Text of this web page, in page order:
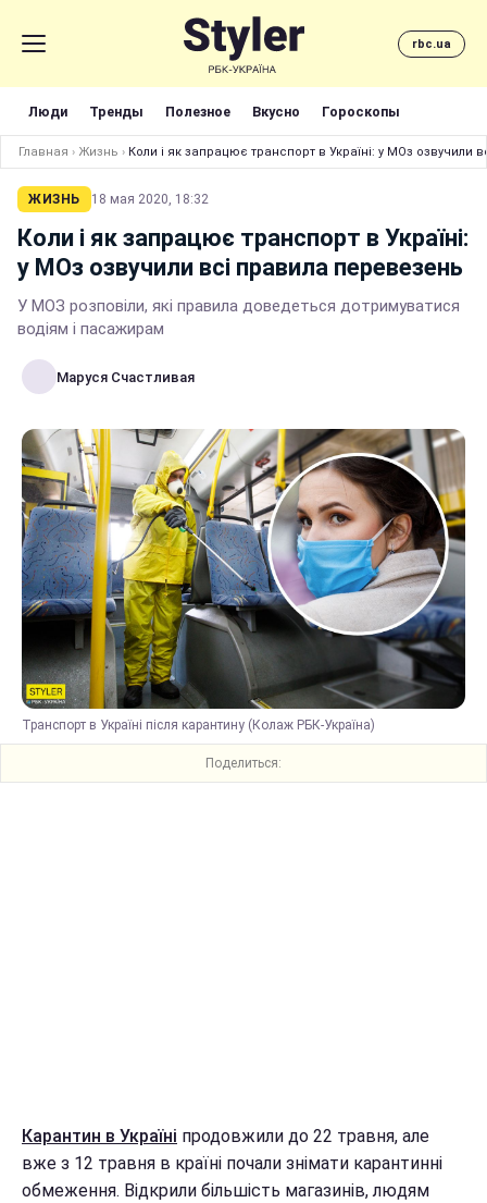
rbc.ua
Люди Тренды Полезное Вкусно Гороскопы
Главная › Жизнь › Коли і як запрацює транспорт в Україні: у МОз озвучили
ЖИЗНЬ 18 мая 2020, 18:32
Коли і як запрацює транспорт в Україні:
у МОз озвучили всі правила перевезень
У МОЗ розповіли, які правила доведеться дотримуватися
водіям і пасажирам
Маруся Счастливая
Транспорт в Україні після карантину (Колаж РБК-Україна)
Поделиться:
Карантин в Україні продовжили до 22 травня, але
вже з 12 травня в країні почали знімати карантинні
обмеження. Відкрили більшість магазинів, людям